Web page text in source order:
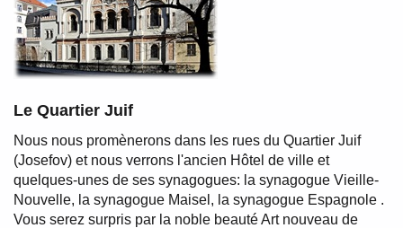
Le Quartier Juif
Nous nous promènerons dans les rues du Quartier Juif
(Josefov) et nous verrons l'ancien Hôtel de ville et
quelques-unes de ses synagogues: la synagogue Vieille-
Nouvelle, la synagogue Maisel, la synagogue Espagnole .
Vous serez surpris par la noble beauté Art nouveau de